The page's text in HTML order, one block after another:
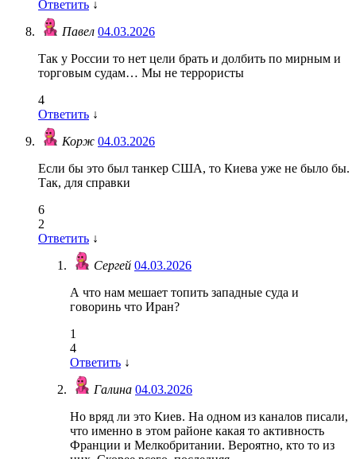
Ответить ↓
Павел 04.03.2026
Так у России то нет цели брать и долбить по мирным и
торговым судам… Мы не террористы
4
Ответить ↓
Корж 04.03.2026
Если бы это был танкер США, то Киева уже не было бы.
Так, для справки
6
2
Ответить ↓
Сергей 04.03.2026
А что нам мешает топить западные суда и
говоринь что Иран?
1
4
Ответить ↓
Галина 04.03.2026
Но вряд ли это Киев. На одном из каналов писали,
что именно в этом районе какая то активность
Франции и Мелкобритании. Вероятно, кто то из